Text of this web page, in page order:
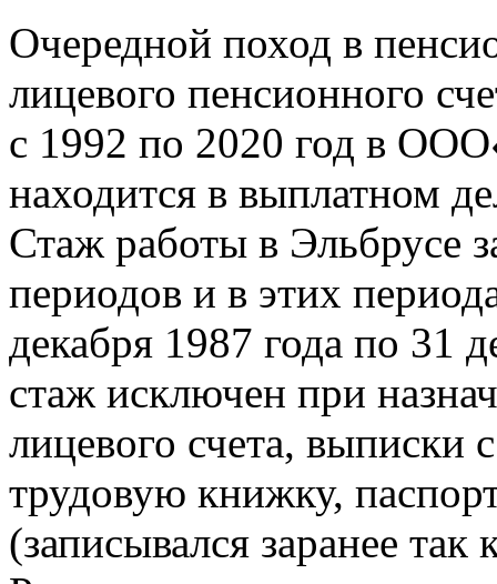
Очередной поход в
лицевого пенсионного
с 1992 по 2020 год в
находится в выплатном
Стаж работы в Эльбрусе
периодов и в этих
декабря 1987 года по 31
стаж исключен при
лицевого счета, выписки
трудовую книжку,
(записывался заранее